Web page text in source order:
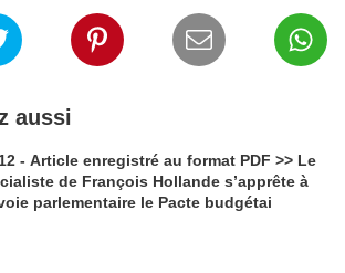
aussi
- Article enregistré au format PDF >> Le
de François Hollande s’apprête à
parlementaire le Pacte budgétai